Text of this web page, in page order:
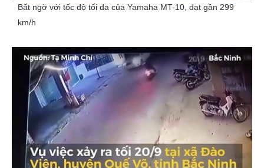
Bất ngờ với tốc độ tối đa của Yamaha MT-10, đạt gần 299
km/h